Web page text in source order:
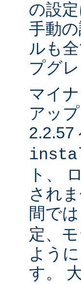
の設
手動
ルも
プグ
マイ
アッ
2.2.57
ト、
され
間では
定、
よう
す。